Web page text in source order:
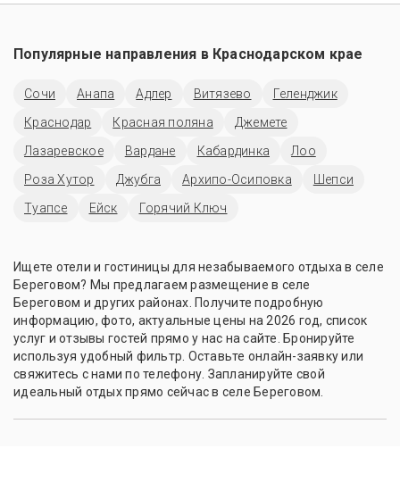
Популярные направления в Краснодарском крае
Сочи Анапа Адлер Витязево
Геленджик
Краснодар
Красная поляна
Джемете
Лазаревское
Вардане Кабардинка
Лоо
Роза Хутор
Джубга Архипо-Осиповка
Шепси
Туапсе
Ейск Горячий Ключ
Ищете отели и гостиницы для незабываемого отдыха в селе
Береговом? Мы предлагаем размещение в селе
Береговом и других районах. Получите подробную
информацию, фото, актуальные цены на 2026 год, список
услуг и отзывы гостей прямо у нас на сайте. Бронируйте
используя удобный фильтр. Оставьте онлайн-заявку или
свяжитесь с нами по телефону. Запланируйте свой
идеальный отдых прямо сейчас в селе Береговом.